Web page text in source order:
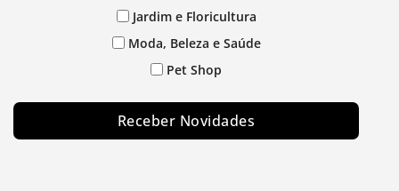
Jardim e Floricultura
Moda, Beleza e Saúde
Pet Shop
Receber Novidades